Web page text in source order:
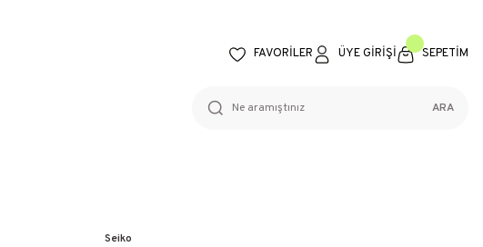
FAVORİLER ÜYE GİRİŞİ SEPETİM
ARA
Seiko